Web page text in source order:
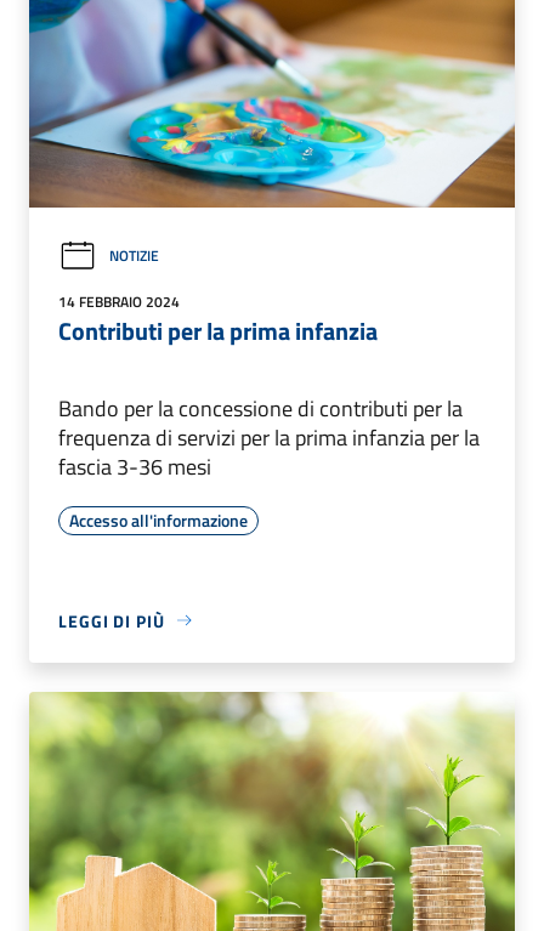
NOTIZIE
14 FEBBRAIO 2024
Contributi per la prima infanzia
Bando per la concessione di contributi per la
frequenza di servizi per la prima infanzia per la
fascia 3-36 mesi
Accesso all'informazione
LEGGI DI PIÙ